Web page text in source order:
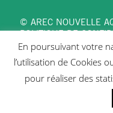
© AREC NOUVELLE
POLITIQUE DE
En poursuivant votre
l’utilisation de Cookies
pour réaliser des